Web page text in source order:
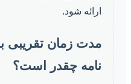
ارائه شود.
مدت زمان تقریبی
نامه چقدر است؟